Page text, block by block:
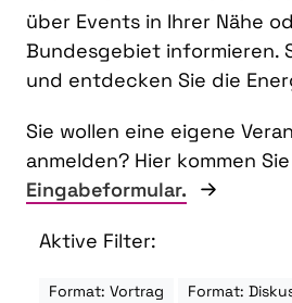
über Events in Ihrer Nähe
Bundesgebiet informieren.
und entdecken Sie die
Sie wollen eine eigene
anmelden? Hier kommen
Eingabeformular.
Aktive Filter:
Format: Vortrag
Format: